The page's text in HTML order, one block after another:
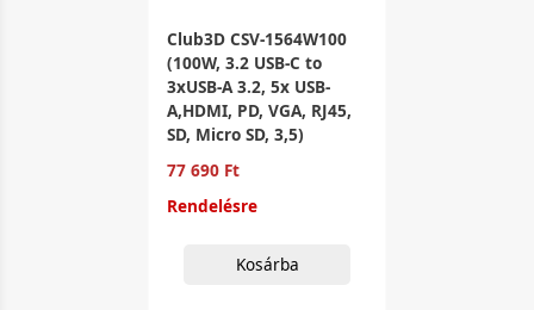
Club3D CSV-1564W100
(100W, 3.2 USB-C to
3xUSB-A 3.2, 5x USB-
A,HDMI, PD, VGA, RJ45,
SD, Micro SD, 3,5)
77 690 Ft
Rendelésre
Kosárba